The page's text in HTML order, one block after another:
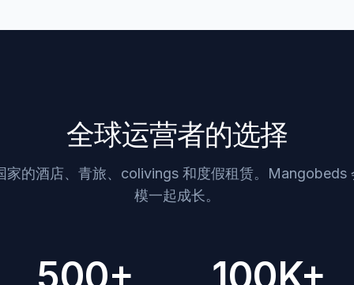
全球运营者的选择
家的酒店、青旅、colivings 和度假租赁。Mangobeds
模一起成长。